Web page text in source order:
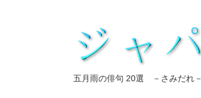
五月雨の俳句 20選 －さみだれ－